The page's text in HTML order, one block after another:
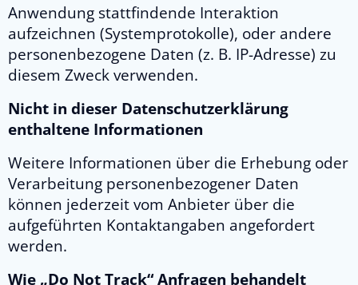
Anwendung stattfindende Interaktion
aufzeichnen (Systemprotokolle), oder andere
personenbezogene Daten (z. B. IP-Adresse) zu
diesem Zweck verwenden.
Nicht in dieser Datenschutzerklärung
enthaltene Informationen
Weitere Informationen über die Erhebung oder
Verarbeitung personenbezogener Daten
können jederzeit vom Anbieter über die
aufgeführten Kontaktangaben angefordert
werden.
Wie „Do Not Track“ Anfragen behandelt